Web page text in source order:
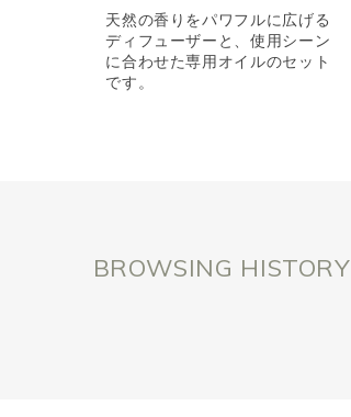
天然の香りをパワフルに広げる
ディフューザーと、使用シーン
に合わせた専用オイルのセット
です。
BROWSING HISTORY